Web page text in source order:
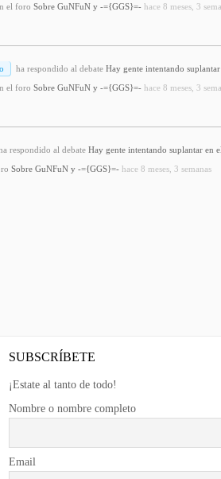
el foro Sobre GuNFuN y -={GGS}=- hace 8 meses, 3
ha respondido al debate Hay gente intentando suplantar
el foro Sobre GuNFuN y -={GGS}=- hace 8 meses, 3
respondido al debate Hay gente intentando suplantar en
Sobre GuNFuN y -={GGS}=- hace 8 meses, 3 semanas
SUBSCRÍBETE
¡Estate al tanto de todo!
Nombre o nombre completo
Email